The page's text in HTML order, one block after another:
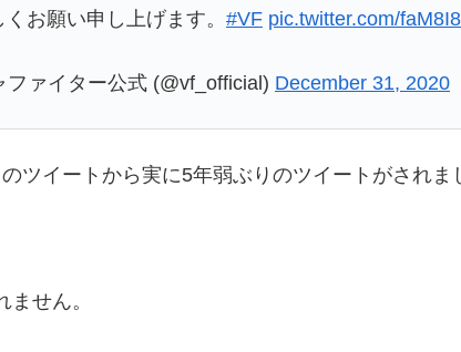
お願い申し上げます。 #VF pic.twitter.com/
ァイター公式 (@vf_official) December 31, 2020
ツイートから実に5年弱ぶりのツイートがされま
せん。